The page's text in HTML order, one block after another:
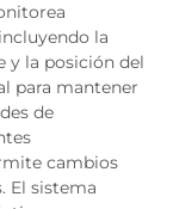
la
y la posición del
para mantener
de
cambios
El sistema